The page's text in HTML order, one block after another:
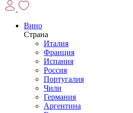
Вино
Страна
Италия
Франция
Испания
Россия
Португалия
Чили
Германия
Аргентина